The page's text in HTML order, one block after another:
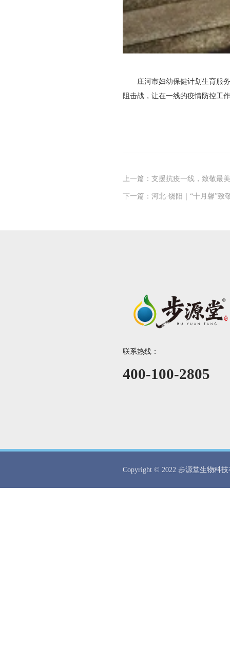
庄河市妇幼保健计划生育服务
阻击战，让在一线的疫情防控工
上一篇：支援抗疫一线，致敬最
下一篇：河北·饶阳｜“十月馨”
联系热线：
400-100-2805
Copyright © 2022 步源堂生物科